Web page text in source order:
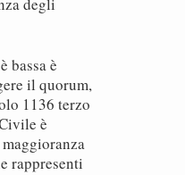
bassa è
il quorum,
1136 terzo
è
rappresenti